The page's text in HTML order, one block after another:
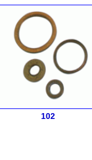
102